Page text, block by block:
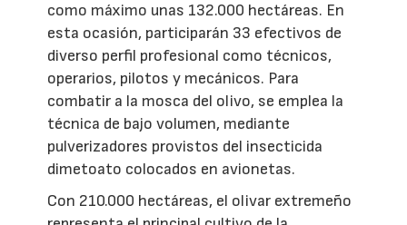
como máximo unas 132.000 hectáreas. En
esta ocasión, participarán 33 efectivos de
diverso perfil profesional como técnicos,
operarios, pilotos y mecánicos. Para
combatir a la mosca del olivo, se emplea la
técnica de bajo volumen, mediante
pulverizadores provistos del insecticida
dimetoato colocados en avionetas.
Con 210.000 hectáreas, el olivar extremeño